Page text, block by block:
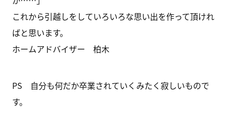
これから引越しをしていろいろな思い出を作って頂けれ
ばと思います。
ホームアドバイザー 柏木
PS 自分も何だか卒業されていくみたく寂しいもので
す。